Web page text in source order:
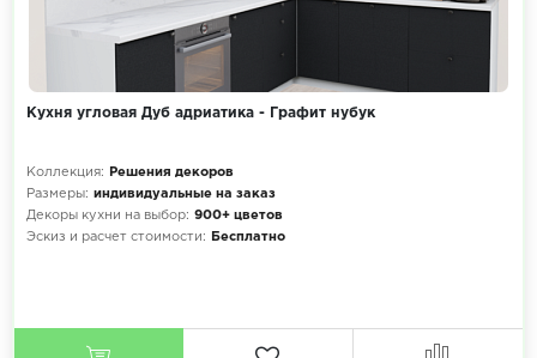
Кухня угловая Дуб адриатика - Графит нубук
Коллекция:
Решения декоров
Размеры: индивидуальные на заказ
Декоры кухни на выбор: 900+ цветов
Эскиз и расчет стоимости:
Бесплатно